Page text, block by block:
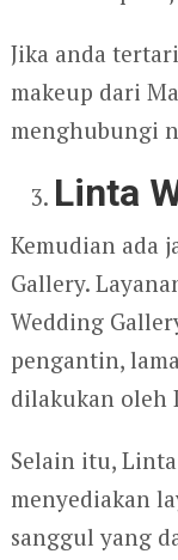
Jika anda
makeup dari
menghubungi
Linta
Kemudian ada
Gallery.
Wedding
pengantin,
dilakukan oleh
Selain itu,
menyediakan
sanggul yang